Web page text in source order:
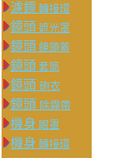
濾鏡 轉接環
鏡頭 遮光罩
鏡頭 鏡頭蓋
鏡頭 套筒
鏡頭 砲衣
鏡頭 除霧帶
機身 眼罩
機身 轉接環